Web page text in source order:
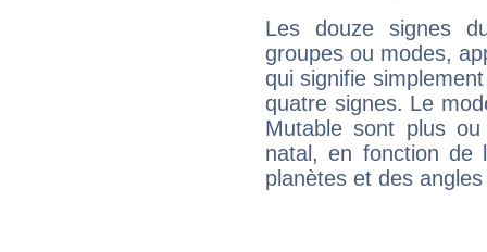
Les douze signes
groupes ou modes,
qui signifie
quatre signes. Le
Mutable sont plus
natal, en fonction de
planètes et des